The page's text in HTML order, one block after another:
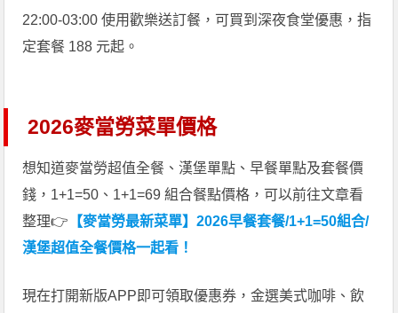
22:00-03:00 使用歡樂送訂餐，可買到深夜食堂優惠，指
定套餐 188 元起。
2026麥當勞菜單價格
想知道麥當勞超值全餐、漢堡單點、早餐單點及套餐價
錢，1+1=50、1+1=69 組合餐點價格，可以前往文章看
整理👉 【麥當勞最新菜單】2026早餐套餐/1+1=50組合/
漢堡超值全餐價格一起看！
現在打開新版APP即可領取優惠券，金選美式咖啡、飲